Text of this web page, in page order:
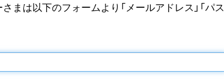
は以下のフォームより「メールアドレス」「パス